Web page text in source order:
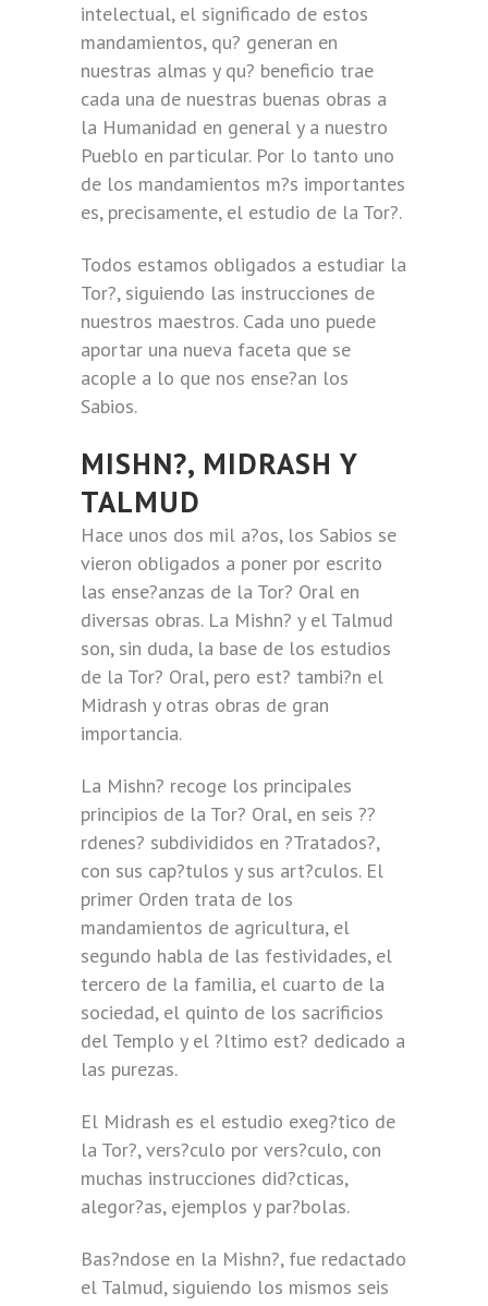
intelectual, el significado de estos
mandamientos, qu? generan en
nuestras almas y qu? beneficio trae
cada una de nuestras buenas obras a
la Humanidad en general y a nuestro
Pueblo en particular. Por lo tanto uno
de los mandamientos m?s importantes
es, precisamente, el estudio de la Tor?.
Todos estamos obligados a estudiar la
Tor?, siguiendo las instrucciones de
nuestros maestros. Cada uno puede
aportar una nueva faceta que se
acople a lo que nos ense?an los
Sabios.
MISHN?, MIDRASH Y
TALMUD
Hace unos dos mil a?os, los Sabios se
vieron obligados a poner por escrito
las ense?anzas de la Tor? Oral en
diversas obras. La Mishn? y el Talmud
son, sin duda, la base de los estudios
de la Tor? Oral, pero est? tambi?n el
Midrash y otras obras de gran
importancia.
La Mishn? recoge los principales
principios de la Tor? Oral, en seis ??
rdenes? subdivididos en ?Tratados?,
con sus cap?tulos y sus art?culos. El
primer Orden trata de los
mandamientos de agricultura, el
segundo habla de las festividades, el
tercero de la familia, el cuarto de la
sociedad, el quinto de los sacrificios
del Templo y el ?ltimo est? dedicado a
las purezas.
El Midrash es el estudio exeg?tico de
la Tor?, vers?culo por vers?culo, con
muchas instrucciones did?cticas,
alegor?as, ejemplos y par?bolas.
Bas?ndose en la Mishn?, fue redactado
el Talmud, siguiendo los mismos seis